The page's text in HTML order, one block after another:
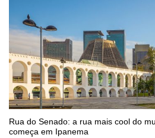
Rua do Senado: a rua mais cool do
começa em Ipanema